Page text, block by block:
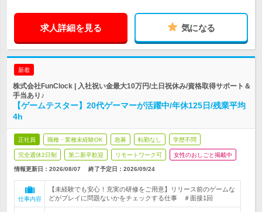
求人詳細を見る 気になる
新着
株式会社FunClock | 入社祝い金最大10万円/土日祝休み/資格取得サポート＆
手当あり♪
【ゲームテスター】20代ゲーマーが活躍中/年休125日/残業平均
4h
正社員 職種・業種未経験OK 急募 転勤なし 学歴不問
完全週休2日制 第二新卒歓迎 リモートワーク可 女性のおしごと掲載中
情報更新日：2026/08/07 終了予定日： 2026/09/24
仕事内容
【未経験でも安心！充実の研修をご用意】リリース前のゲームな
どがプレイに問題ないかをチェックする仕事 ＃面接1回